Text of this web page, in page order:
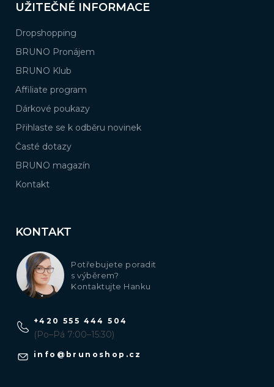
UŽITEČNÉ INFORMACE
Dropshopping
BRUNO Pronájem
BRUNO Klub
Affiliate program
Dárkové poukazy
Přihlaste se k odběru novinek
Časté dotazy
BRUNO magazín
Kontakt
KONTAKT
Potřebujete poradit
s výběrem?
Kontaktujte Hanku
info @ brunoshop.cz
+420 555 444 504
(Po–Pá 7:00–15:30)